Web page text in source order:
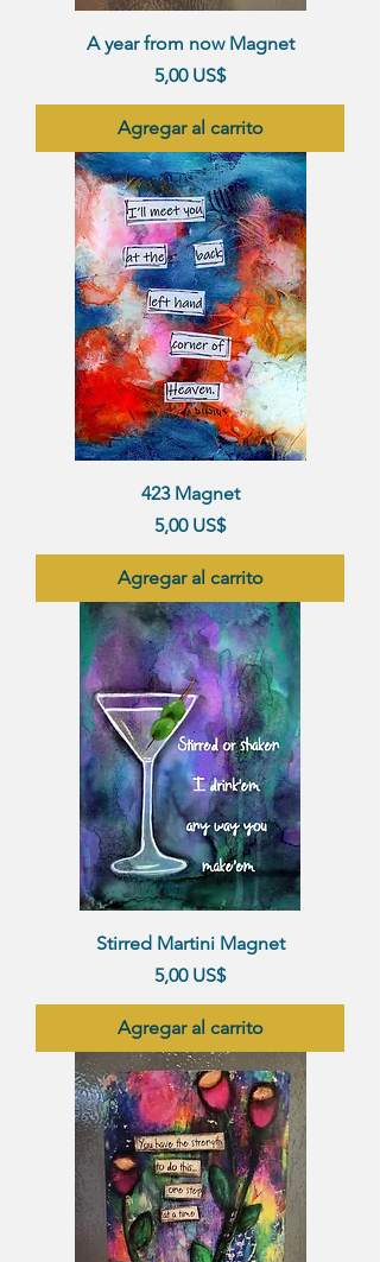
A year from now Magnet
Precio
5,00 US$
Agregar al carrito
423 Magnet
Precio
5,00 US$
Agregar al carrito
Stirred Martini Magnet
Precio
5,00 US$
Agregar al carrito